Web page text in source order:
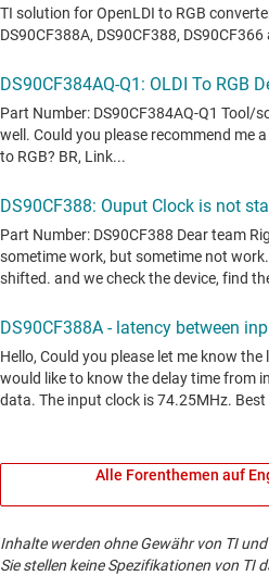
Alle Forenthemen auf
Inhalte werden ohne Gewähr von TI
Sie stellen keine Spezifikationen von TI